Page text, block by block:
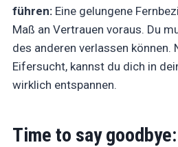
führen: Eine gelungene
Maß an Vertrauen voraus. Du
des anderen verlassen können.
Eifersucht, kannst du dich in
wirklich entspannen.
Time to say